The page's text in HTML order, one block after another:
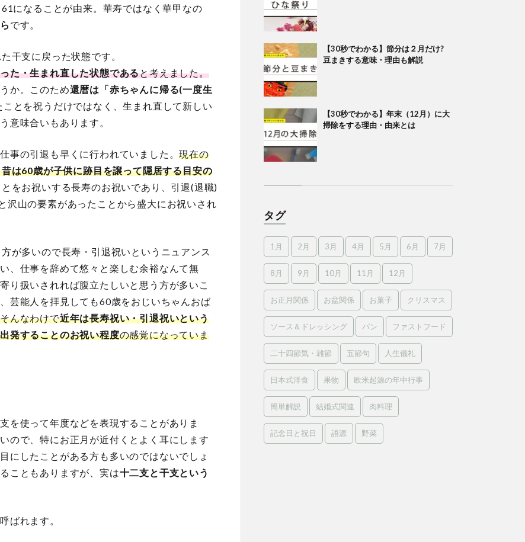
になることが由来。華寿ではなく華甲なの
です。
干支に戻った状態です。
た・生まれ直した状態であると考えました。
か。このため還暦は「赤ちゃんに帰る(一度生
とを祝うだけではなく、生まれ直して新しい
意味合いもあります。
事の引退も早くに行われていました。現在の
昔は60歳が子供に跡目を譲って隠居する目安の
をお祝いする長寿のお祝いであり、引退(退職)
山の要素があったことから盛大にお祝いされ
が多いので長寿・引退祝いというニュアンス
、仕事を辞めて悠々と楽しむ余裕なんて無
り扱いされれば腹立たしいと思う方が多いこ
芸能人を拝見しても60歳をおじいちゃんおば
そんなわけで近年は長寿祝い・引退祝いという
発することのお祝い程度の感覚になっていま
を使って年度などを表現することがありま
ので、特にお正月が近付くとよく耳にします
にしたことがある方も多いのではないでしょ
こともありますが、実は十二支と干支という
ばれます。
【30秒でわかる】節分は２月だけ?
豆まきする意味・理由も解説
【30秒でわかる】年末（12月）に大
掃除をする理由・由来とは
タグ
1月 2月 3月 4月 5月 6月 7月
8月 9月 10月 11月 12月
お正月関係 お盆関係 お菓子 クリスマス
ソース＆ドレッシング パン ファストフード
二十四節気・雑節 五節句 人生儀礼
日本式洋食 果物 欧米起源の年中行事
簡単解説 結婚式関連 肉料理
記念日と祝日 語源 野菜